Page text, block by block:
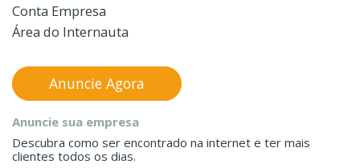
Conta Empresa
Área do Internauta
Anuncie sua empresa
Descubra como ser encontrado na internet e ter mais
clientes todos os dias.
Anuncie Agora